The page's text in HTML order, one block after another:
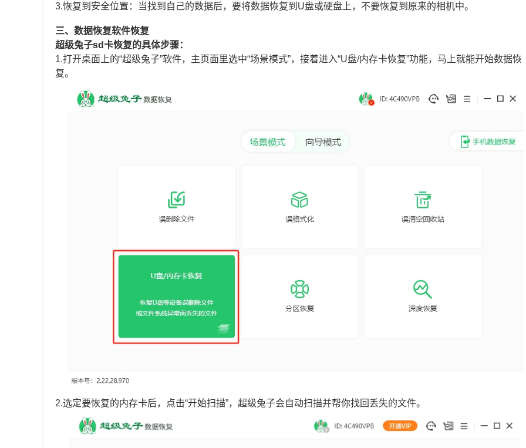
3.恢复到安全位置：当找到自己的数据后，要将数据恢复到U盘或硬盘上，不要恢复到原来的相机中。
三、数据恢复软件恢复
超级兔子sd卡恢复的具体步骤：
1.打开桌面上的“超级兔子”软件，主页面里选中“场景模式”，接着进入“U盘/内存卡恢复”功能，马上就能开始数据恢
复。
2.选定要恢复的内存卡后，点击“开始扫描”，超级兔子会自动扫描并帮你找回丢失的文件。